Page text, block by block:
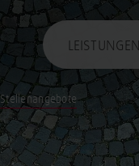
LEISTUNGEN
Stellenangebote